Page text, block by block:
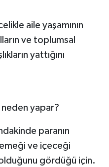
aile yaşamının
ve toplumsal
yattığını
neden yapar?
paranın
ve içeceği
gördüğü için.